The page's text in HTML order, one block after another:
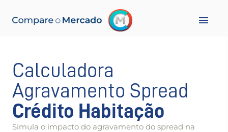
Calculadora
Agravamento Spread
Crédito Habitação
Simula o impacto do agravamento do spread na